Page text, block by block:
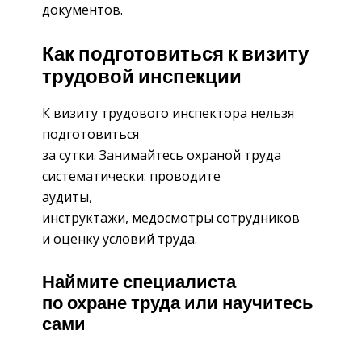
документов.
Как подготовиться к визиту
трудовой инспекции
К визиту трудового инспектора нельзя
подготовиться
за сутки. Занимайтесь охраной труда
систематически: проводите
аудиты,
инструктажи, медосмотры сотрудников
и оценку условий труда.
Наймите специалиста
по охране труда или научитесь
сами